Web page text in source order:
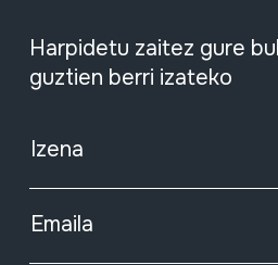
Harpidetu zaitez gure
guztien berri izateko
Izena
Emaila